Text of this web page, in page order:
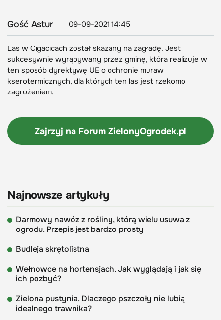
Gość Astur 09-09-2021 14:45
Las w Cigacicach został skazany na zagładę. Jest
sukcesywnie wyrąbywany przez gminę, która realizuje w
ten sposób dyrektywę UE o ochronie muraw
kserotermicznych, dla których ten las jest rzekomo
zagrożeniem.
Zajrzyj na Forum ZielonyOgrodek.pl
Najnowsze artykuły
Darmowy nawóz z rośliny, którą wielu usuwa z
ogrodu. Przepis jest bardzo prosty
Budleja skrętolistna
Wełnowce na hortensjach. Jak wyglądają i jak się
ich pozbyć?
Zielona pustynia. Dlaczego pszczoły nie lubią
idealnego trawnika?